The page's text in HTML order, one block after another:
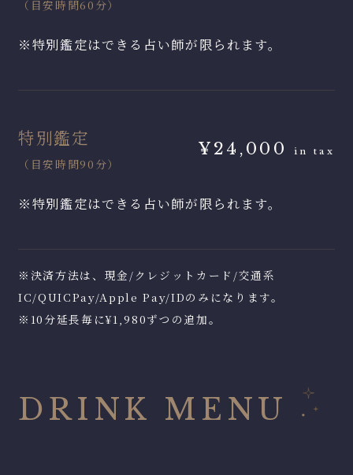
（目安時間60分）
※特別鑑定はできる占い師が限られます。
特別鑑定
（目安時間90分）
¥24,000in tax
※特別鑑定はできる占い師が限られます。
※決済方法は、現金/クレジットカード/交通系
IC/QUICPay/Apple Pay/IDのみになります。
※10分延長毎に¥1,980ずつの追加。
DRINK MENU